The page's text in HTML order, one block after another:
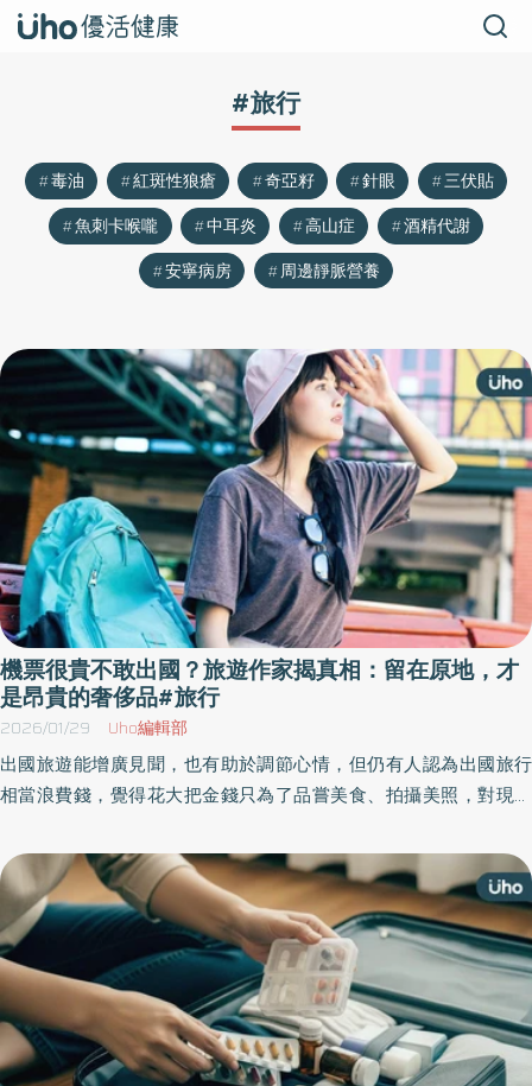
#旅行
毒油 紅斑性狼瘡 奇亞籽 針眼
三伏貼
魚刺卡喉嚨
中耳炎 高山症
酒精代謝
安寧病房
周邊靜脈營養
機票很貴不敢出國？旅遊作家揭真相：留在原地，才
是昂貴的奢侈品#旅行
2026/01/29 Uho編輯部
出國旅遊能增廣見聞，也有助於調節心情，但仍有人認為出國旅行
相當浪費錢，覺得花大把金錢只為了品嘗美食、拍攝美照，對現實
斯（Marce Lin）分享的自身觀點，探討旅行的真正意義。